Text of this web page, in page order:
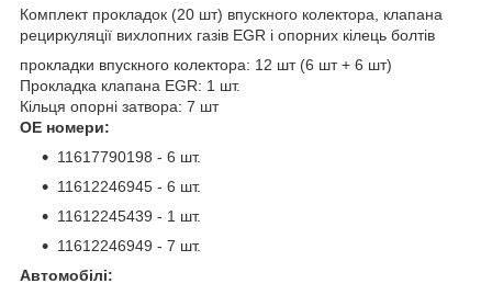
Комплект прокладок (20 шт) впускного колектора, клапана
рециркуляції вихлопних газів EGR і опорних кілець болтів
прокладки впускного колектора: 12 шт (6 шт + 6 шт)
Прокладка клапана EGR: 1 шт.
Кільця опорні затвора: 7 шт
OE номери:
11617790198 - 6 шт.
11612246945 - 6 шт.
11612245439 - 1 шт.
11612246949 - 7 шт.
Автомобілі: